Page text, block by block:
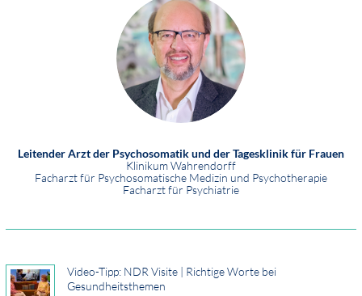
Leitender Arzt der Psychosomatik und der Tagesklinik für Frauen
Klinikum Wahrendorff
Facharzt für Psychosomatische Medizin und Psychotherapie
Facharzt für Psychiatrie
Video-Tipp: NDR Visite | Richtige Worte bei
Gesundheitsthemen